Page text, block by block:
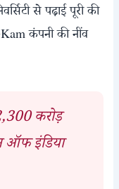
से पढ़ाई पूरी की
कंपनी की नींव
करोड़
ऑफ इंडिया